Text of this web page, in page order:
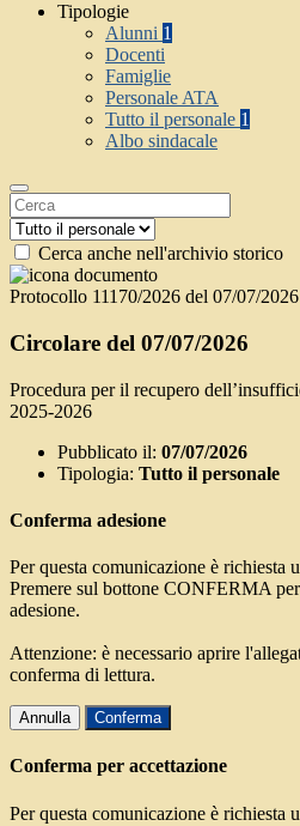
Tipologie
Alunni 1
Docenti
Famiglie
Personale ATA
Tutto il personale 1
Albo sindacale
Cerca anche nell'archivio storico
Protocollo 11170/2026 del 07/07/2026
Circolare del 07/07/2026
Procedura per il recupero
2025-2026
Pubblicato il: 07/07/2026
Tipologia: Tutto il personale
Conferma adesione
Per questa comunicazione è richiesta
Premere sul bottone CONFERMA
adesione.
Attenzione: è necessario aprire
conferma di lettura.
Annulla Conferma
Conferma per accettazione
Per questa comunicazione è richiesta